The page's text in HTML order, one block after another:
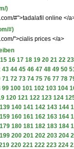
)
#">tadalafil online </
#)
">cialis prices </a>
15 16 17 18 19 20 21 22 23
43 44 45 46 47 48 49 50
71 72 73 74 75 76 77 78
99 100 101 102 103 104
120 121 122 123 124
139 140 141 142 143 144
159 160 161 162 163 164
179 180 181 182 183 184
199 200 201 202 203 204
220 221 222 223 224